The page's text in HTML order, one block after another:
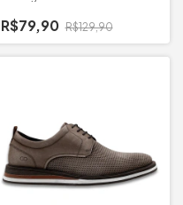
R$79,90 R$129,90